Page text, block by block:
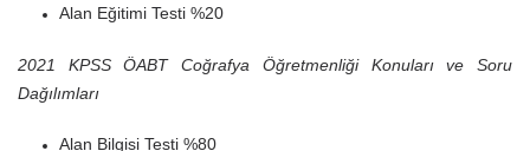
Alan Eğitimi Testi %20
2021 KPSS ÖABT Coğrafya Öğretmenliği Konuları ve Soru
Dağılımları
Alan Bilgisi Testi %80